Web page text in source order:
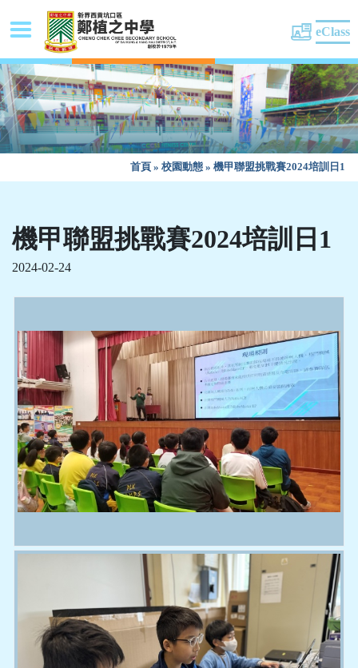
eClass
首頁 » 校園動態 » 機甲聯盟挑戰賽2024培訓日1
機甲聯盟挑戰賽2024培訓日1
2024-02-24